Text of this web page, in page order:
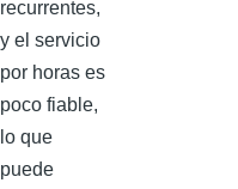
recurrentes,
y el servicio
por horas es
poco fiable,
lo que
puede